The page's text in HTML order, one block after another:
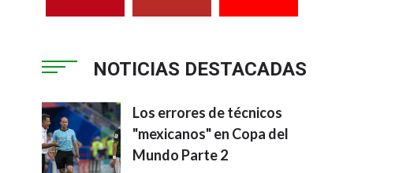
NOTICIAS DESTACADAS
Los errores de técnicos
"mexicanos" en Copa del
Mundo Parte 2